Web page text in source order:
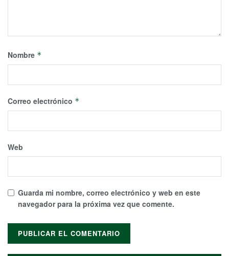
Nombre *
Correo electrónico *
Web
Guarda mi nombre, correo electrónico y web en este
navegador para la próxima vez que comente.